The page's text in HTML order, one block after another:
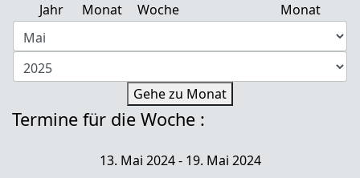
Jahr
Monat
Woche
Monat
Gehe zu Monat
Termine für die Woche :
13. Mai 2024 - 19. Mai 2024